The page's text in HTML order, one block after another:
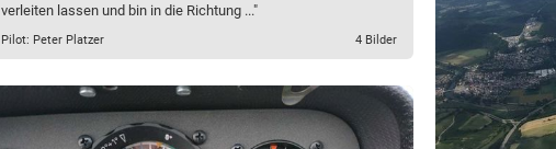
verleiten lassen und bin in die Richtung ..."
Pilot: Peter Platzer 4 Bilder